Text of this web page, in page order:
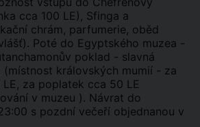
cca 100 LE), Sfinga a
chrám, parfumerie, oběd
Poté do Egyptského muzea -
poklad - slavná
(místnost královských mumií - za
za poplatek cca 50 LE
v muzeu ). Návrat do
s pozdní večeří objednanou v